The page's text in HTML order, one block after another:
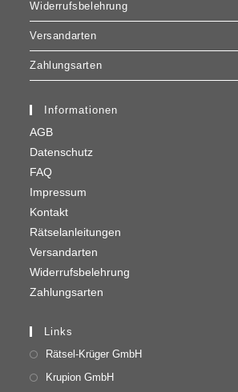
Widerrufsbelehrung
Versandarten
Zahlungsarten
Informationen
AGB
Datenschutz
FAQ
Impressum
Kontakt
Rätselanleitungen
Versandarten
Widerrufsbelehrung
Zahlungsarten
Links
Rätsel-Krüger GmbH
Krupion GmbH